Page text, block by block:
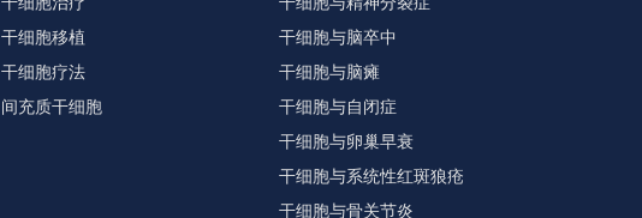
干细胞移植
干细胞疗法
间充质干细胞
干细胞与脑卒中
干细胞与脑瘫
干细胞与自闭症
干细胞与卵巢早衰
干细胞与系统性红斑狼疮
干细胞与骨关节炎